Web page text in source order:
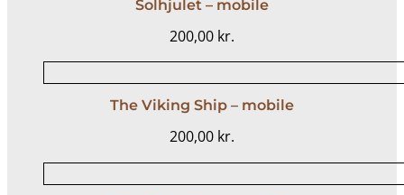
Solhjulet – mobile
200,00 kr.
The Viking Ship – mobile
200,00 kr.